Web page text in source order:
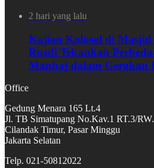
2 hari yang lalu
Kajian Kolosal di Masjid
Rusdi Tekankan
Manhaj dalam Gerakan
Office
Gedung Menara 165 Lt.4
Jl. TB Simatupang No.Kav.1 RT.3/
Cilandak Timur, Pasar Minggu
Jakarta Selatan
Telp. 021-50812022